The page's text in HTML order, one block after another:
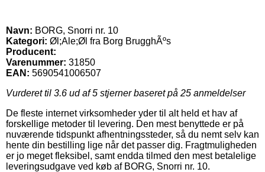
Navn: BORG, Snorri nr. 10
Kategori: Øl;Ale;Øl fra Borg BrugghÃºs
Producent:
Varenummer: 31850
EAN: 5690541006507
Vurderet til 3.6 ud af 5 stjerner baseret på 25 anmeldelser
De fleste internet virksomheder yder til alt held et hav af
forskellige metoder til levering. Den mest benyttede er på
nuværende tidspunkt afhentningssteder, så du nemt selv kan
hente din bestilling lige når det passer dig. Fragtmuligheden
er jo meget fleksibel, samt endda tilmed den mest betalelige
leveringsudgave ved køb af BORG, Snorri nr. 10.